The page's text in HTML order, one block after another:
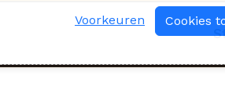
Voorkeuren Cookies